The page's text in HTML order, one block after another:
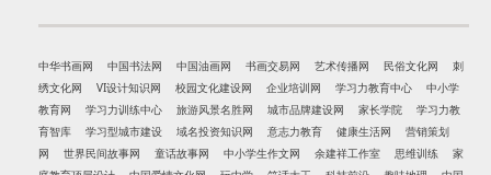
中华书画网 中国书法网 中国油画网 书画交易网 艺术传播网 民俗文化网
刺
绣文化网
VI设计知识网 校园文化建设网 企业培训网 学习力教育中心
中小学
教育网
学习力训练中心 旅游风景名胜网 城市品牌建设网 家长学院
学习力教
育智库
学习型城市建设 域名投资知识网 意志力教育 健康生活网
营销策划
网
世界民间故事网 童话故事网 中小学生作文网 余建祥工作室 思维训练
家